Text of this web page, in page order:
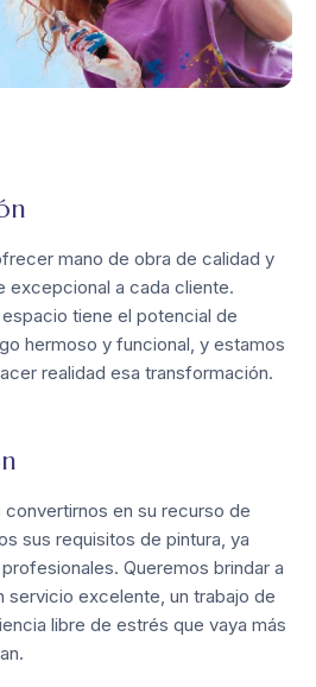
mano de obra de calidad y
excepcional a cada cliente.
tiene el potencial de
hermoso y funcional, y estamos
realidad esa transformación.
en su recurso de
sus requisitos de pintura, ya
Queremos brindar a
servicio excelente, un trabajo de
libre de estrés que vaya más